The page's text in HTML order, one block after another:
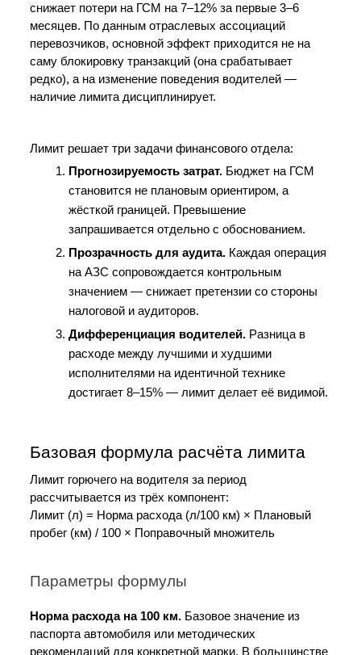
снижает потери на ГСМ на 7–12% за первые 3–6
месяцев. По данным отраслевых ассоциаций
перевозчиков, основной эффект приходится не на
саму блокировку транзакций (она срабатывает
редко), а на изменение поведения водителей —
наличие лимита дисциплинирует.
Лимит решает три задачи финансового отдела:
Прогнозируемость затрат. Бюджет на ГСМ
становится не плановым ориентиром, а
жёсткой границей. Превышение
запрашивается отдельно с обоснованием.
Прозрачность для аудита. Каждая операция
на АЗС сопровождается контрольным
значением — снижает претензии со стороны
налоговой и аудиторов.
Дифференциация водителей. Разница в
расходе между лучшими и худшими
исполнителями на идентичной технике
достигает 8–15% — лимит делает её видимой.
Базовая формула расчёта лимита
Лимит горючего на водителя за период
рассчитывается из трёх компонент:
Лимит (л) = Норма расхода (л/100 км) × Плановый
пробег (км) / 100 × Поправочный множитель
Параметры формулы
Норма расхода на 100 км. Базовое значение из
паспорта автомобиля или методических
рекомендаций для конкретной марки. В большинстве